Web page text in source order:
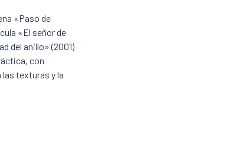
«Paso de
«El señor de
del anillo» (2001)
con
texturas y la